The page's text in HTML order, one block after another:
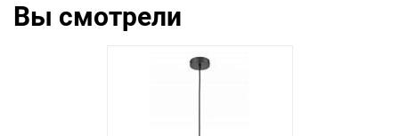
Вы смотрели